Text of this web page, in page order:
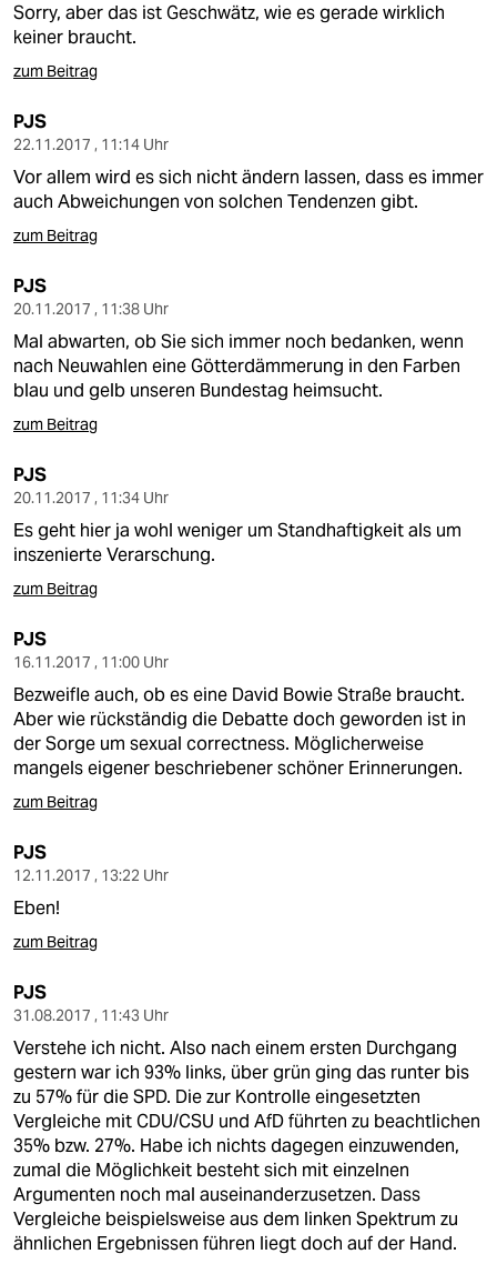
Sorry, aber das ist Geschwätz, wie es gerade wirklich
keiner braucht.
zum Beitrag
PJS
22.11.2017 , 11:14 Uhr
Vor allem wird es sich nicht ändern lassen, dass es immer
auch Abweichungen von solchen Tendenzen gibt.
zum Beitrag
PJS
20.11.2017 , 11:38 Uhr
Mal abwarten, ob Sie sich immer noch bedanken, wenn
nach Neuwahlen eine Götterdämmerung in den Farben
blau und gelb unseren Bundestag heimsucht.
zum Beitrag
PJS
20.11.2017 , 11:34 Uhr
Es geht hier ja wohl weniger um Standhaftigkeit als um
inszenierte Verarschung.
zum Beitrag
PJS
16.11.2017 , 11:00 Uhr
Bezweifle auch, ob es eine David Bowie Straße braucht.
Aber wie rückständig die Debatte doch geworden ist in
der Sorge um sexual correctness. Möglicherweise
mangels eigener beschriebener schöner Erinnerungen.
zum Beitrag
PJS
12.11.2017 , 13:22 Uhr
Eben!
zum Beitrag
PJS
31.08.2017 , 11:43 Uhr
Verstehe ich nicht. Also nach einem ersten Durchgang
gestern war ich 93% links, über grün ging das runter bis
zu 57% für die SPD. Die zur Kontrolle eingesetzten
Vergleiche mit CDU/CSU und AfD führten zu beachtlichen
35% bzw. 27%. Habe ich nichts dagegen einzuwenden,
zumal die Möglichkeit besteht sich mit einzelnen
Argumenten noch mal auseinanderzusetzen. Dass
Vergleiche beispielsweise aus dem linken Spektrum zu
ähnlichen Ergebnissen führen liegt doch auf der Hand.